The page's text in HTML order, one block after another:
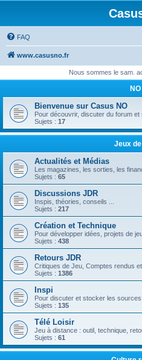
FAQ
www.casusno.fr
Nous sommes le sam.
NO
Bienvenue sur Casus NO
Pour découvrir, discuter du forum et
Sujets : 17
Jeux
Actualités et Médias
Les magazines, les sorties, les
Sujets : 65
Discussions JDR
Inspis, théories, conseils ...
Sujets : 217
Création et Technique
Pour développer idées, projets de
Sujets : 438
Retours JDR
Critiques de Jeu, Comptes rendus
Sujets : 1386
Inspi
Pour discuter et stocker les
Sujets : 135
Télé Loisir
Jeu à distance : outil, technique,
Sujets : 61